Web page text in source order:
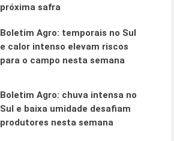
próxima safra
Boletim Agro: temporais no Sul
e calor intenso elevam riscos
para o campo nesta semana
Boletim Agro: chuva intensa no
Sul e baixa umidade desafiam
produtores nesta semana